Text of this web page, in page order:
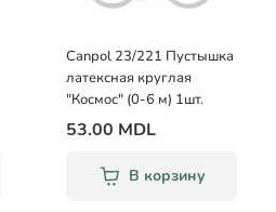
Canpol 23/221 Пустышка
латексная круглая
"Космос" (0-6 м) 1шт.
53.00 MDL
В корзину